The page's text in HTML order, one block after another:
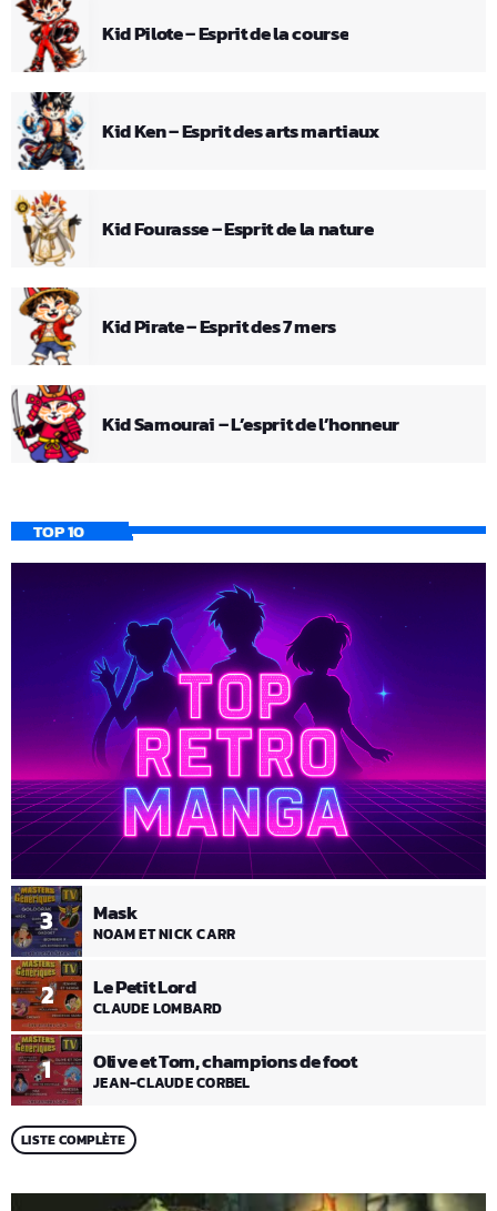
Kid Pilote – Esprit de la course
Kid Ken – Esprit des arts martiaux
Kid Fourasse – Esprit de la nature
Kid Pirate – Esprit des 7 mers
Kid Samourai – L’esprit de l’honneur
TOP 10
1 Olive et Tom, champions de foot
JEAN-CLAUDE CORBEL
2 Le Petit Lord
CLAUDE LOMBARD
3 Mask
NOAM ET NICK CARR
LISTE COMPLÈTE